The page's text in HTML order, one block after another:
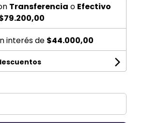
Transferencia o Efectivo
interés de $44.000,00